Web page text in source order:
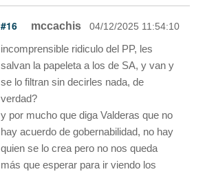
#16 mccachis 04/12/2025 11:54:10
incomprensible ridiculo del PP, les
salvan la papeleta a los de SA, y van y
se lo filtran sin decirles nada, de
verdad?
y por mucho que diga Valderas que no
hay acuerdo de gobernabilidad, no hay
quien se lo crea pero no nos queda
más que esperar para ir viendo los